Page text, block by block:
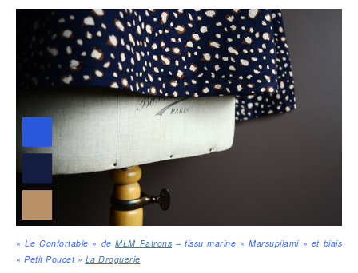
« Le Confortable » deMLM Patrons – tissu marine « Marsupilami » et biais
« Petit Poucet » La Droguerie